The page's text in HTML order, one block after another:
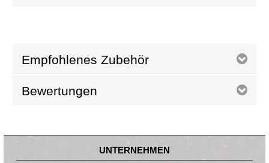
Empfohlenes Zubehör
Bewertungen
UNTERNEHMEN